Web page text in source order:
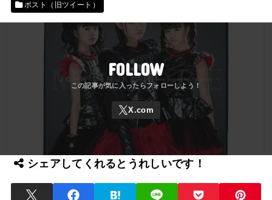
ポスト（旧ツイート）
FOLLOW
シェアしてくれるとうれしいです！